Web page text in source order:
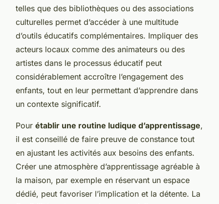
telles que des bibliothèques ou des associations
culturelles permet d’accéder à une multitude
d’outils éducatifs complémentaires. Impliquer des
acteurs locaux comme des animateurs ou des
artistes dans le processus éducatif peut
considérablement accroître l’engagement des
enfants, tout en leur permettant d’apprendre dans
un contexte significatif.
Pour établir une routine ludique d’apprentissage,
il est conseillé de faire preuve de constance tout
en ajustant les activités aux besoins des enfants.
Créer une atmosphère d’apprentissage agréable à
la maison, par exemple en réservant un espace
dédié, peut favoriser l’implication et la détente. La